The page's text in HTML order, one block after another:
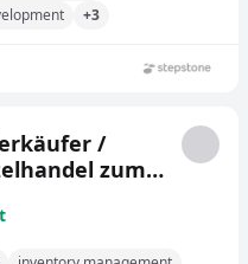
+3
/
zum